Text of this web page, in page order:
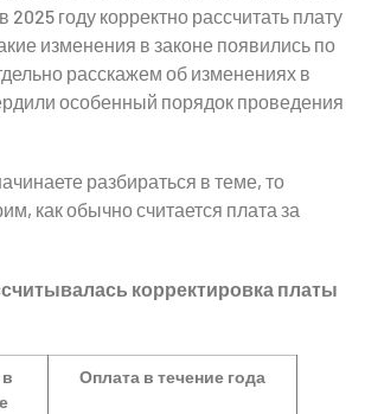
2025 году корректно рассчитать плату
изменения в законе появились по
расскажем об изменениях в
особенный порядок проведения
разбираться в теме, то
как обычно считается плата за
корректировка платы
Оплата в течение года